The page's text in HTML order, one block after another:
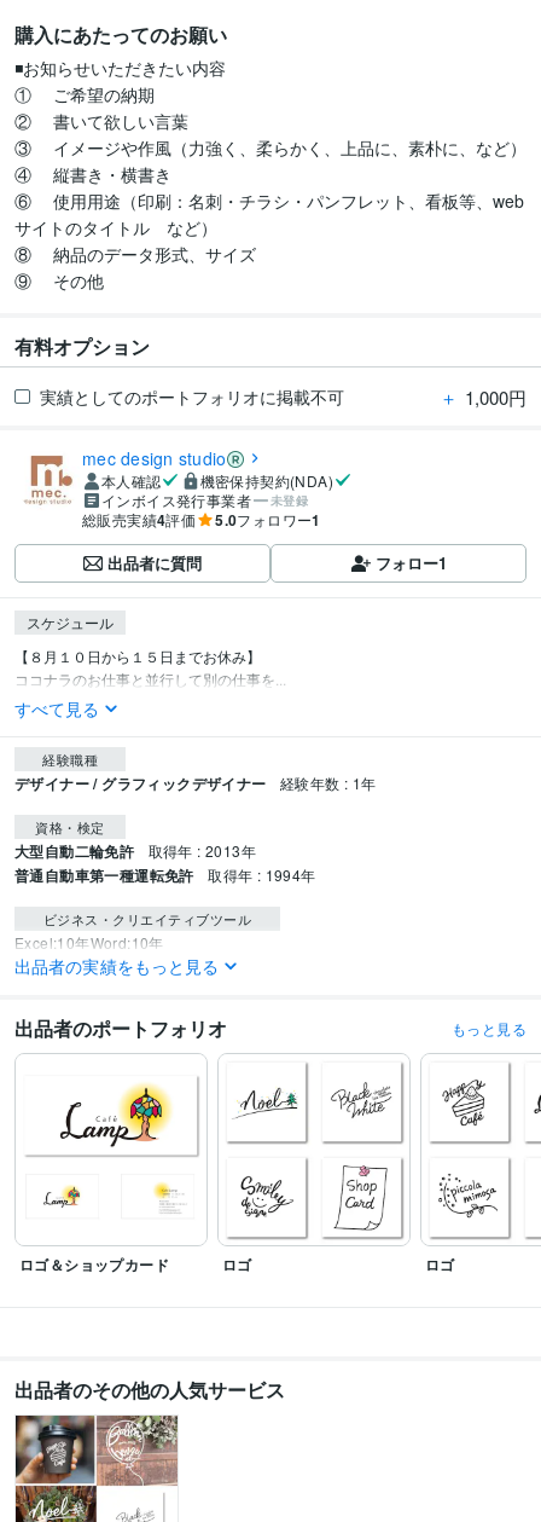
購入にあたってのお願い
◾️お知らせいただきたい内容
①	ご希望の納期
②	書いて欲しい言葉
③	イメージや作風（力強く、柔らかく、上品に、素朴に、など）
④	縦書き・横書き
⑥	使用用途（印刷：名刺・チラシ・パンフレット、看板等、web
サイトのタイトル　など）
⑧	納品のデータ形式、サイズ
⑨	その他
有料オプション
実績としてのポートフォリオに掲載不可 ＋ 1,000円
mec design studio
本人確認
機密保持契約(NDA)
インボイス発行事業者
未登録
総販売実績4評価 5.0フォロワー1
出品者に質問 フォロー1
スケジュール
【８月１０日から１５日までお休み】
ココナラのお仕事と並行して別の仕事を...
すべて見る
経験職種
デザイナー / グラフィックデザイナー 経験年数 : 1年
資格・検定
大型自動二輪免許 取得年 : 2013年
普通自動車第一種運転免許 取得年 : 1994年
ビジネス・クリエイティブツール
Excel:10年Word:10年
出品者の実績をもっと見る
出品者のポートフォリオ もっと見る
ロゴ＆ショップカード ロゴ ロゴ
出品者のその他の人気サービス